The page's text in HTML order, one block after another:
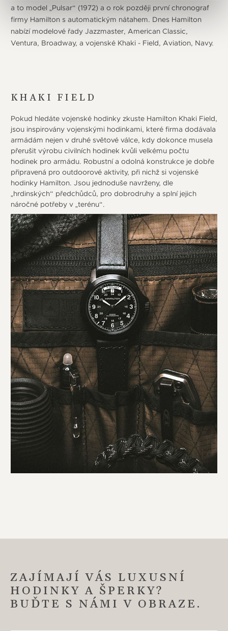
a to model „Pulsar“ (1972) a o rok později první chronograf
firmy Hamilton s automatickým nátahem. Dnes Hamilton
nabízí modelové řady Jazzmaster, American Classic,
Ventura, Broadway, a vojenské Khaki - Field, Aviation, Navy.
KHAKI FIELD
Pokud hledáte vojenské hodinky zkuste Hamilton Khaki Field,
jsou inspirovány vojenskými hodinkami, které firma dodávala
armádám nejen v druhé světové válce, kdy dokonce musela
přerušit výrobu civilních hodinek kvůli velkému počtu
hodinek pro armádu. Robustní a odolná konstrukce je dobře
připravená pro outdoorové aktivity, při nichž si vojenské
hodinky Hamilton. Jsou jednoduše navrženy, dle
„hrdinských“ předchůdců, pro dobrodruhy a splní jejich
náročné potřeby v „terénu“.
ZAJÍMAJÍ VÁS LUXUSNÍ
HODINKY A ŠPERKY?
BUĎTE S NÁMI V OBRAZE.